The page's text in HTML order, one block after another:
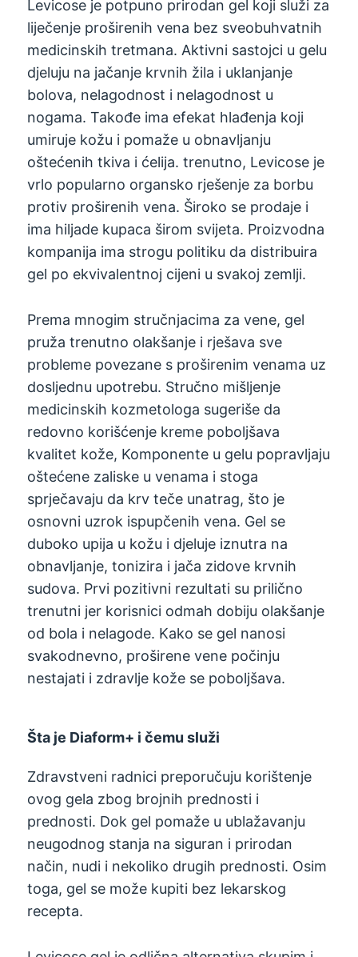
Levicose je potpuno prirodan gel koji služi za
liječenje proširenih vena bez sveobuhvatnih
medicinskih tretmana. Aktivni sastojci u gelu
djeluju na jačanje krvnih žila i uklanjanje
bolova, nelagodnost i nelagodnost u
nogama. Takođe ima efekat hlađenja koji
umiruje kožu i pomaže u obnavljanju
oštećenih tkiva i ćelija. trenutno, Levicose je
vrlo popularno organsko rješenje za borbu
protiv proširenih vena. Široko se prodaje i
ima hiljade kupaca širom svijeta. Proizvodna
kompanija ima strogu politiku da distribuira
gel po ekvivalentnoj cijeni u svakoj zemlji.
Prema mnogim stručnjacima za vene, gel
pruža trenutno olakšanje i rješava sve
probleme povezane s proširenim venama uz
dosljednu upotrebu. Stručno mišljenje
medicinskih kozmetologa sugeriše da
redovno korišćenje kreme poboljšava
kvalitet kože, Komponente u gelu popravljaju
oštećene zaliske u venama i stoga
sprječavaju da krv teče unatrag, što je
osnovni uzrok ispupčenih vena. Gel se
duboko upija u kožu i djeluje iznutra na
obnavljanje, tonizira i jača zidove krvnih
sudova. Prvi pozitivni rezultati su prilično
trenutni jer korisnici odmah dobiju olakšanje
od bola i nelagode. Kako se gel nanosi
svakodnevno, proširene vene počinju
nestajati i zdravlje kože se poboljšava.
Šta je Diaform+ i čemu služi
Zdravstveni radnici preporučuju korištenje
ovog gela zbog brojnih prednosti i
prednosti. Dok gel pomaže u ublažavanju
neugodnog stanja na siguran i prirodan
način, nudi i nekoliko drugih prednosti. Osim
toga, gel se može kupiti bez lekarskog
recepta.